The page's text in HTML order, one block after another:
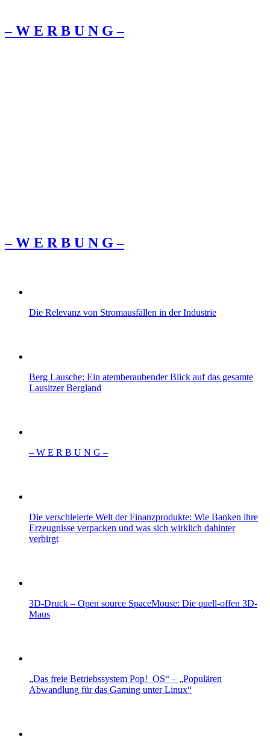
– W Ε R Β U Ν G –
– W Ε R Β U Ν G –
Die Relevanz von Stromausfällen in der Industrie
Berg Lausche: Ein atemberaubender Blick auf das gesamte
Lausitzer Bergland
– W Ε R Β U Ν G –
Die verschleierte Welt der Finanzprodukte: Wie Banken ihre
Erzeugnisse verpacken und was sich wirklich dahinter
verbirgt
3D-Druck – Open source SpaceMouse: Die quell-offen 3D-
Maus
„Das freie Betriebssystem Pop!_OS“ – „Populären
Abwandlung für das Gaming unter Linux“